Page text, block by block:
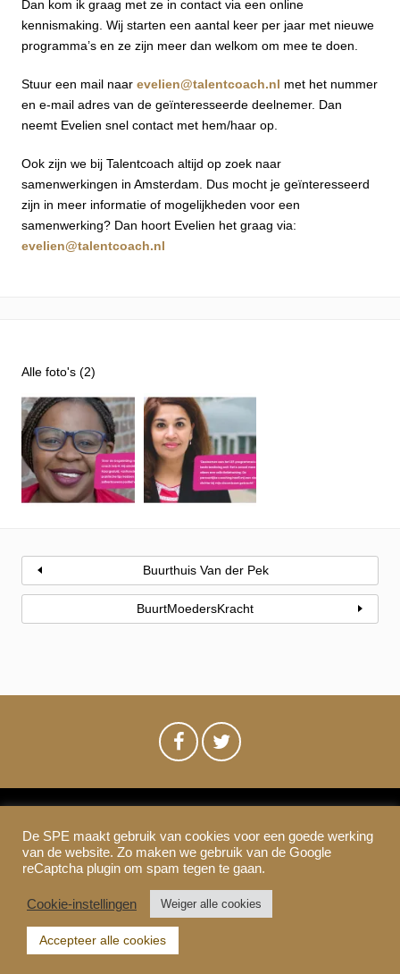
Dan kom ik graag met ze in contact via een online
kennismaking. Wij starten een aantal keer per jaar met nieuwe
programma’s en ze zijn meer dan welkom om mee te doen.
Stuur een mail naar evelien@talentcoach.nl met het nummer
en e-mail adres van de geïnteresseerde deelnemer. Dan
neemt Evelien snel contact met hem/haar op.
Ook zijn we bij Talentcoach altijd op zoek naar
samenwerkingen in Amsterdam. Dus mocht je geïnteresseerd
zijn in meer informatie of mogelijkheden voor een
samenwerking? Dan hoort Evelien het graag via:
evelien@talentcoach.nl
Alle foto's (2)
Buurthuis Van der Pek
BuurtMoedersKracht
SPE-Amsterdam © 2021
Colofon & Disclaimer
Privacy Cookies
De SPE maakt gebruik van cookies voor een goede werking
van de website. Zo maken we gebruik van de Google
reCaptcha plugin om spam tegen te gaan.
Cookie-instellingen Weiger alle cookies
Accepteer alle cookies